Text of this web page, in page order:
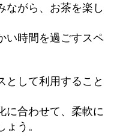
ながら、お茶を楽し
い時間を過ごすスペ
として利用すること
に合わせて、柔軟に
う。